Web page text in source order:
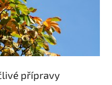
přípravy